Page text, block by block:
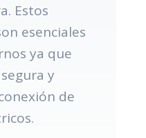
Estos
esenciales
ya que
y
de